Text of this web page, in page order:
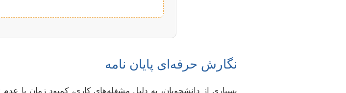
نگارش حرفه‌ای پایان نامه
بسیاری از دانشجویان، به دلیل مشغله‌های کاری، کمبود زمان یا